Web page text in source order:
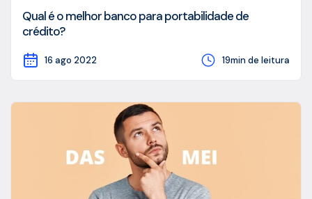
Qual é o melhor banco para portabilidade de
crédito?
16 ago 2022 19min de leitura